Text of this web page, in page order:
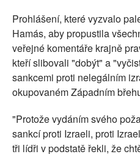
Prohlášení, které vyzvalo
Hamás, aby propustila
veřejné komentáře krajně
kteří slibovali "dobýt" a
sankcemi proti nelegálním
okupovaném Západním
"Protože vydáním svého
sankcí proti Izraeli, proti
tři lídři v podstatě řekli, že